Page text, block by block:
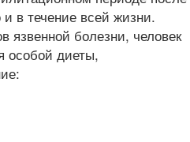
в течение всей жизни.
язвенной болезни, человек
особой диеты,